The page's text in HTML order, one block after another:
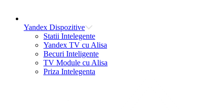
Yandex Dispozitive
Statii Intelegente
Yandex TV cu Alisa
Becuri Inteligente
TV Module cu Alisa
Priza Intelegenta